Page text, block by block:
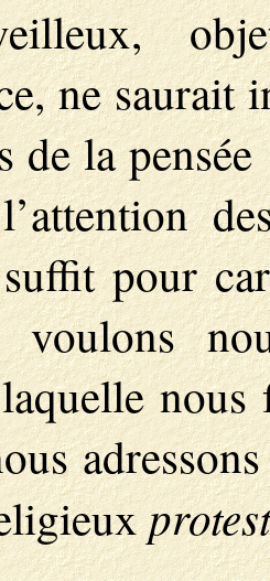
ne saurait
de la
pour
voulons